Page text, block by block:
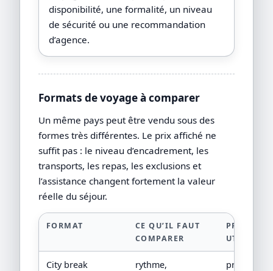
disponibilité, une formalité, un niveau
de sécurité ou une recommandation
d’agence.
Formats de voyage à comparer
Un même pays peut être vendu sous des
formes très différentes. Le prix affiché ne
suffit pas : le niveau d’encadrement, les
transports, les repas, les exclusions et
l’assistance changent fortement la valeur
réelle du séjour.
FORMAT
CE QU’IL FAUT
COMPARER
PREUVE
UTILE
City break
rythme,